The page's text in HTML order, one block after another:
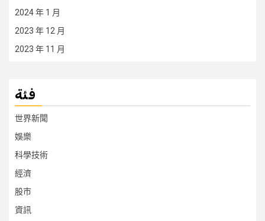
2024 年 1 月
2023 年 12 月
2023 年 11 月
فئة
世界新聞
娛樂
科學技術
經濟
股市
資訊